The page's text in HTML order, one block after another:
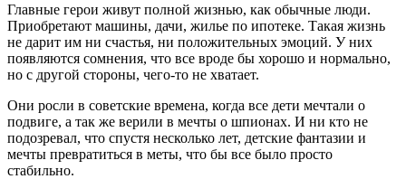
Главные герои живут полной жизнью, как обычные люди.
Приобретают машины, дачи, жилье по ипотеке. Такая жизнь
не дарит им ни счастья, ни положительных эмоций. У них
появляются сомнения, что все вроде бы хорошо и нормально,
но с другой стороны, чего-то не хватает.
Они росли в советские времена, когда все дети мечтали о
подвиге, а так же верили в мечты о шпионах. И ни кто не
подозревал, что спустя несколько лет, детские фантазии и
мечты превратиться в меты, что бы все было просто
стабильно.